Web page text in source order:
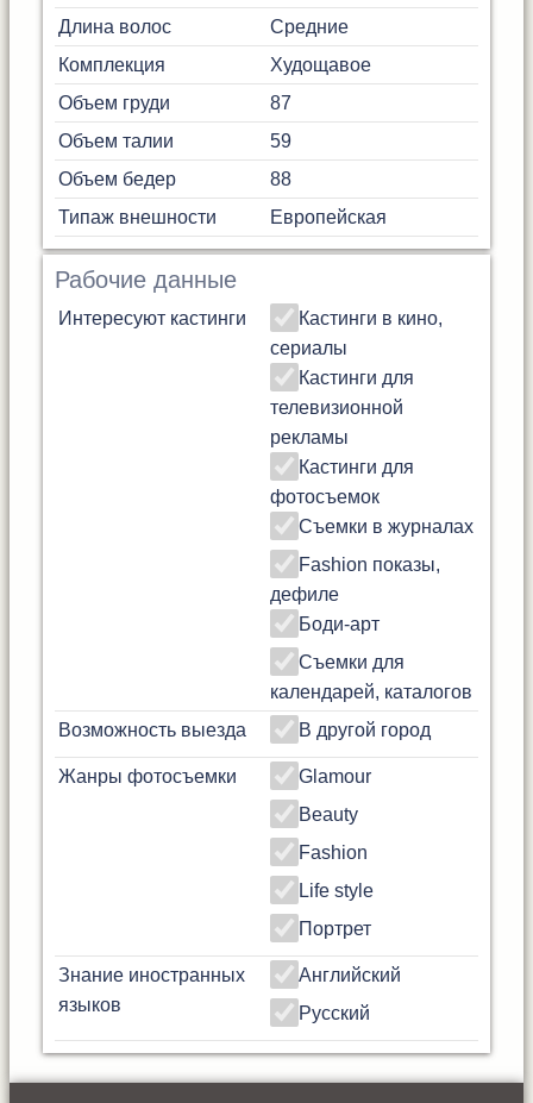
Длина волос
Средние
Комплекция
Худощавое
Объем груди
87
Объем талии
59
Объем бедер
88
Типаж внешности
Европейская
Рабочие данные
Интересуют кастинги
Кастинги в кино,
сериалы
Кастинги для
телевизионной
рекламы
Кастинги для
фотосъемок
Съемки в журналах
Fashion показы,
дефиле
Боди-арт
Съемки для
календарей, каталогов
Возможность выезда
В другой город
Жанры фотосъемки
Glamour
Beauty
Fashion
Life style
Портрет
Знание иностранных
языков
Английский
Русский